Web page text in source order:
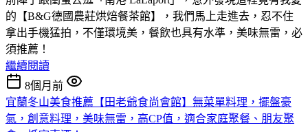
的【B&G德國農莊烘焙餐茶館】，我們馬上走進去，忍不住
拿出手機猛拍，不僅環境美，餐飲也具有水準，美味無雷，必
須推薦！
繼續閱讀
8個月前
宜蘭冬山美食推薦【田老爺食尚會館】無菜單料理，擺盤豪
氣，創意料理，美味無雷，高CP值，適合家庭聚餐、朋友聚